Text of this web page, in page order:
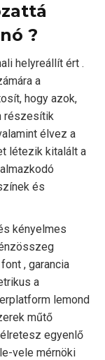
?
helyreállít ért .
a
hogy azok,
részesítik
élvez a
létezik kitalált a
és
kényelmes
, garancia
a
lemond
műtő
egyenlő
vele mérnöki